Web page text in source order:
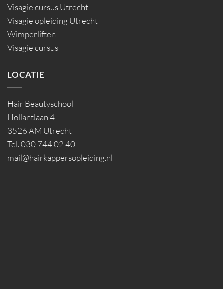
Visagie cursus Utrecht
Visagie opleiding Utrecht
Wimperliften
Visagie cursus
LOCATIE
Hair Beautyschool
Hollantlaan 4
3526 AM Utrecht
Tel. 030 744 02 40
mail@hairkappersopleiding.nl